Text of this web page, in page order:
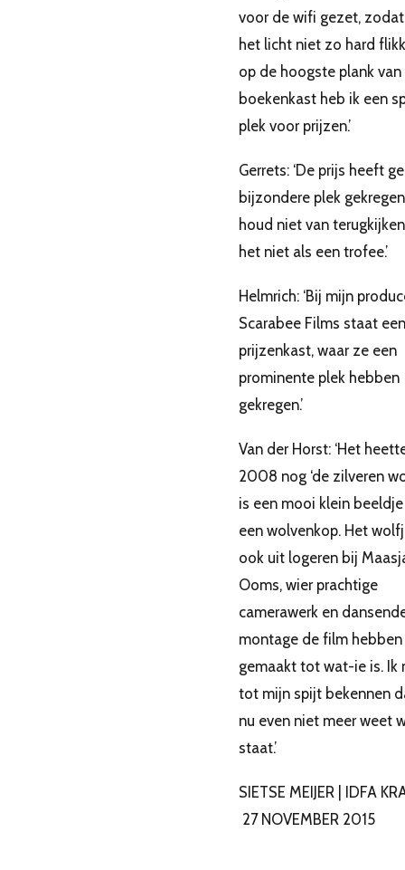
voor de wifi gezet, zodat
het licht niet zo hard
op de hoogste plank
boekenkast heb ik een
plek voor prijzen.’
Gerrets: ‘De prijs heeft
bijzondere plek
houd niet van
het niet als een trofee.’
Helmrich: ‘Bij mijn
Scarabee Films staat een
prijzenkast, waar ze een
prominente plek hebben
gekregen.’
Van der Horst: ‘Het
2008 nog ‘de zilveren
is een mooi klein
een wolvenkop. Het
ook uit logeren bij
Ooms, wier prachtige
camerawerk en
montage de film hebben
gemaakt tot wat-ie is. Ik
tot mijn spijt bekennen
nu even niet meer weet
staat.’
SIETSE MEIJER | IDFA
27 NOVEMBER 2015